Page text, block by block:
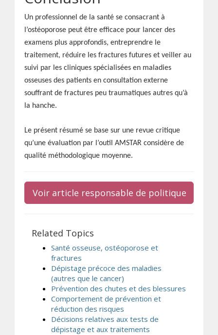
Un professionnel de la santé se consacrant à
l’ostéoporose peut être efficace pour lancer des
examens plus approfondis, entreprendre le
traitement, réduire les fractures futures et veiller au
suivi par les cliniques spécialisées en maladies
osseuses des patients en consultation externe
souffrant de fractures peu traumatiques autres qu’à
la hanche.
Le présent résumé se base sur une revue critique
qu’une évaluation par l’outil AMSTAR considère de
qualité méthodologique moyenne.
Voir article responsable de politique
Related Topics
Santé osseuse, ostéoporose et
fractures
Dépistage précoce des maladies
(autres que le cancer)
Prévention des chutes et des blessures
Comportement de prévention et
réduction des risques
Décisions relatives aux tests de
dépistage et aux traitements